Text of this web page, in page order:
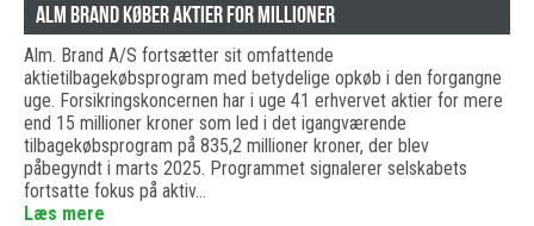
Alm Brand Køber Aktier for Millioner
Alm. Brand A/S fortsætter sit omfattende
aktietilbagekøbsprogram med betydelige opkøb i den forgangne
uge. Forsikringskoncernen har i uge 41 erhvervet aktier for mere
end 15 millioner kroner som led i det igangværende
tilbagekøbsprogram på 835,2 millioner kroner, der blev
påbegyndt i marts 2025. Programmet signalerer selskabets
fortsatte fokus på aktiv…
Læs mere